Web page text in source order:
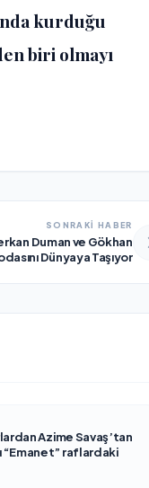
kurduğu
biri olmayı
SONRAKİ HABER
Duman ve Gökhan
Dünyaya Taşıyor
Azime Savaş’tan
“Emanet” raflardaki